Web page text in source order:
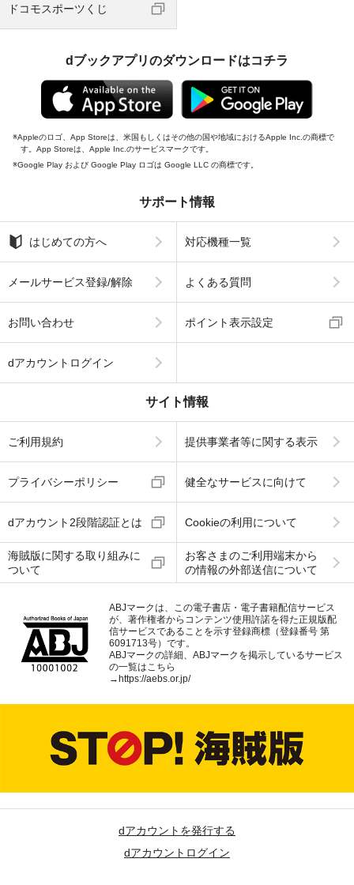
ドコモスポーツくじ
dブックアプリのダウンロードはコチラ
Appleのロゴ、App Storeは、米国もしくはその他の国や地域におけるApple Inc.の商標で
す。App Storeは、Apple Inc.のサービスマークです。
Google Play および Google Play ロゴは Google LLC の商標です。
サポート情報
はじめての方へ 対応機種一覧
メールサービス登録/解除 よくある質問
お問い合わせ ポイント表示設定
dアカウントログイン
サイト情報
ご利用規約 提供事業者等に関する表示
プライバシーポリシー 健全なサービスに向けて
dアカウント2段階認証とは Cookieの利用について
海賊版に関する取り組みに
ついて
お客さまのご利用端末から
の情報の外部送信について
ABJマークは、この電子書店・電子書籍配信サービス
が、著作権者からコンテンツ使用許諾を得た正規版配
信サービスであることを示す登録商標（登録番号 第
6091713号）です。
ABJマークの詳細、ABJマークを掲示しているサービス
の一覧はこちら
→ https://aebs.or.jp/
dアカウントを発行する
dアカウントログイン